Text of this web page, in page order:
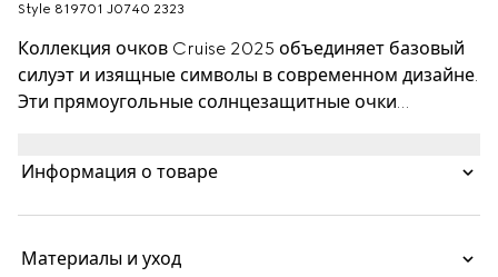
Style ‎819701 J0740 2323
Коллекция очков Cruise 2025 объединяет базовый
силуэт и изящные символы в современном дизайне.
Эти прямоугольные солнцезащитные очки
Информация о товаре
Материалы и уход